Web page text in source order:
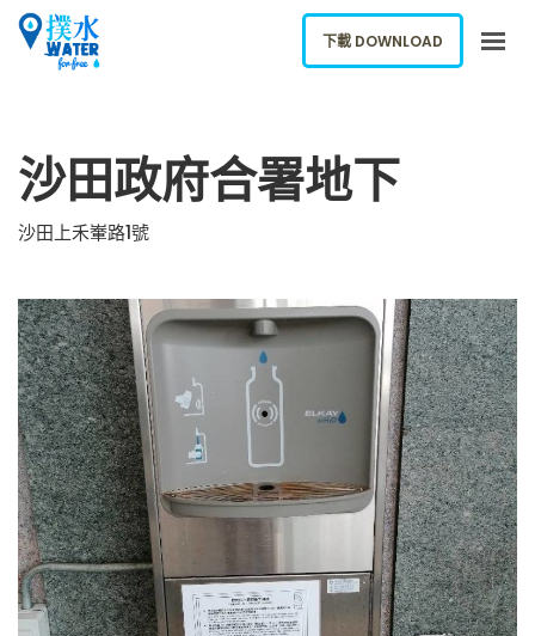
下載應用
ENGLISH
下載 DOWNLOAD
沙田政府合署地下
沙田上禾輋路1號
下載 DOWNLOAD